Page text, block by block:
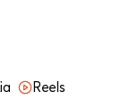
Reels